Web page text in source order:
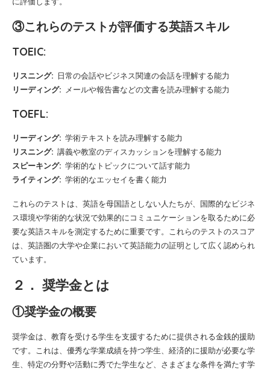
③これらのテストが評価する英語スキル
TOEIC:
リスニング: 日常の会話やビジネス関連の会話を理解する能力
リーディング: メールや報告書などの文書を読み理解する能力
TOEFL:
リーディング: 学術テキストを読み理解する能力
リスニング: 講義や教室のディスカッションを理解する能力
スピーキング: 学術的なトピックについて話す能力
ライティング: 学術的なエッセイを書く能力
これらのテストは、英語を母国語としない人たちが、国際的なビジネ
ス環境や学術的な状況で効果的にコミュニケーションを取るために必
要な英語スキルを測定するために重要です。これらのテストのスコア
は、英語圏の大学や企業において英語能力の証明として広く認められ
ています。
２． 奨学金とは
①奨学金の概要
奨学金は、教育を受ける学生を支援するために提供される金銭的援助
です。これは、優秀な学業成績を持つ学生、経済的に援助が必要な学
生、特定の分野や活動に秀でた学生など、さまざまな条件を満たす学